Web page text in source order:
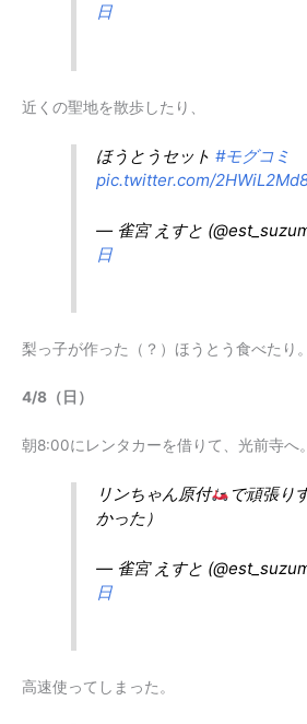
日
近くの聖地を散歩したり、
ほうとうセット#モグコミ
pic.twitter.com/
— 雀宮 えすと
日
梨っ子が作った（？）ほうとう食べたり。
4/8（日）
朝8:00にレンタカーを借りて、光前寺へ。
リンちゃん原付
で頑張り
かった）
— 雀宮 えすと
日
高速使ってしまった。